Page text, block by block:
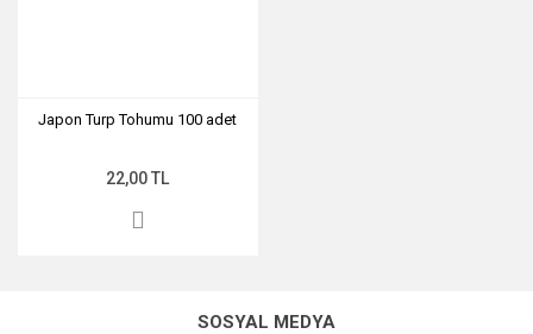
Japon Turp Tohumu 100 adet
22,00 TL
SOSYAL MEDYA